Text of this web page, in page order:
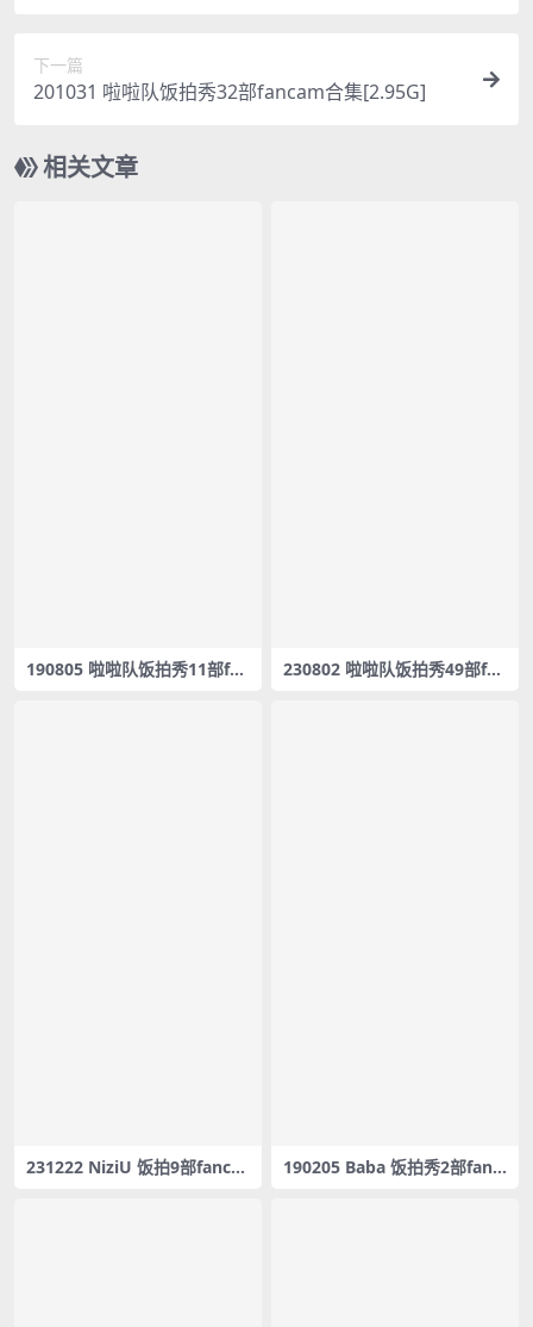
下一篇
201031 啦啦队饭拍秀32部fancam合集[2.95G]
相关文章
190805 啦啦队饭拍秀11部fan
230802 啦啦队饭拍秀49部fan
231222 NiziU 饭拍9部fanca
190205 Baba 饭拍秀2部fanc